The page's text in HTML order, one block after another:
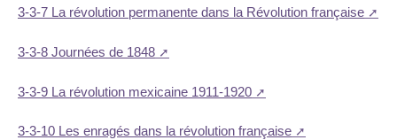
3-3-7 La révolution permanente dans la Révolution française
3-3-8 Journées de 1848
3-3-9 La révolution mexicaine 1911-1920
3-3-10 Les enragés dans la révolution française